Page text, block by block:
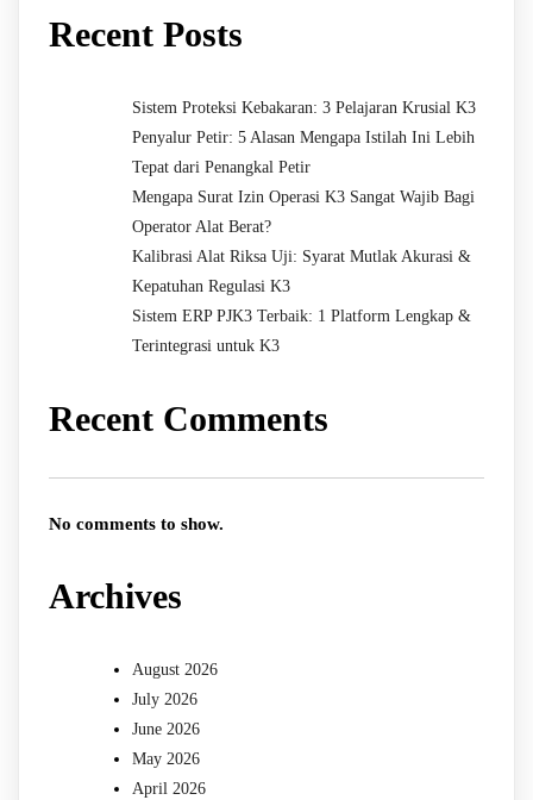
Recent Posts
Sistem Proteksi Kebakaran: 3 Pelajaran Krusial K3
Penyalur Petir: 5 Alasan Mengapa Istilah Ini Lebih
Tepat dari Penangkal Petir
Mengapa Surat Izin Operasi K3 Sangat Wajib Bagi
Operator Alat Berat?
Kalibrasi Alat Riksa Uji: Syarat Mutlak Akurasi &
Kepatuhan Regulasi K3
Sistem ERP PJK3 Terbaik: 1 Platform Lengkap &
Terintegrasi untuk K3
Recent Comments
No comments to show.
Archives
August 2026
July 2026
June 2026
May 2026
April 2026